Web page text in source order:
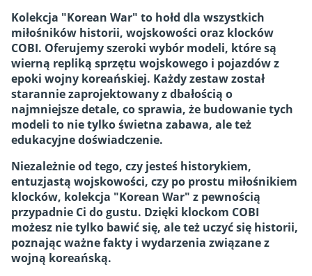
Kolekcja "Korean War" to hołd dla wszystkich
miłośników historii, wojskowości oraz klocków
COBI. Oferujemy szeroki wybór modeli, które są
wierną repliką sprzętu wojskowego i pojazdów z
epoki wojny koreańskiej. Każdy zestaw został
starannie zaprojektowany z dbałością o
najmniejsze detale, co sprawia, że budowanie tych
modeli to nie tylko świetna zabawa, ale też
edukacyjne doświadczenie.
Niezależnie od tego, czy jesteś historykiem,
entuzjastą wojskowości, czy po prostu miłośnikiem
klocków, kolekcja "Korean War" z pewnością
przypadnie Ci do gustu. Dzięki klockom COBI
możesz nie tylko bawić się, ale też uczyć się historii,
poznając ważne fakty i wydarzenia związane z
wojną koreańską.